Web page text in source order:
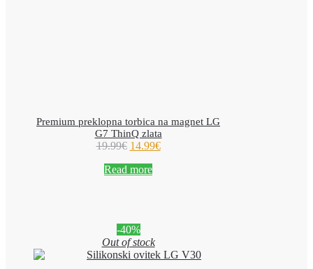
Premium preklopna torbica na magnet LG
G7 ThinQ zlata
19.99€ 14.99€
Read more
-40%
Out of stock